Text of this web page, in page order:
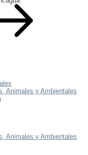
Animales y Ambientales
Animales y Ambientales